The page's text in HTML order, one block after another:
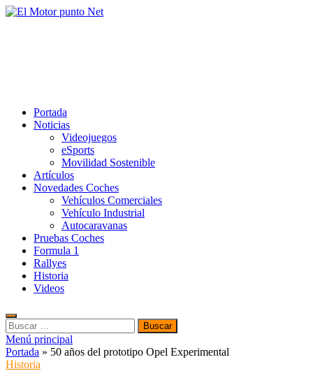
Saltar
Portada
Noticias
Videojuegos
eSports
Movilidad Sostenible
Artículos
Novedades Coches
Vehículos Comerciales
Vehículo Industrial
Autocaravanas
Pruebas Coches
Formula 1
Rallyes
Historia
Videos
Buscar:
Menú principal
Portada » 50 años del prototipo Opel Experimental
Historia